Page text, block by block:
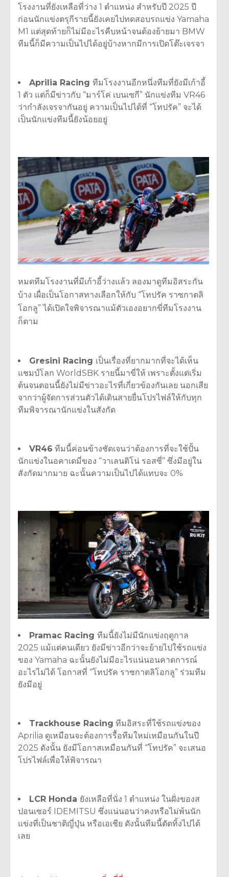
โรงงานที่ยังเหลือที่ว่าง 1 ตำแหน่ง สำหรับปี 2025 ปี
ก่อนนักแข่งตรุกีรายนี้ยังเคยไปทดสอบรถแข่ง Yamaha
M1 แต่สุดท้ายก็ไม่มีอะไรคืบหน้าจนต้องย้ายมา BMW
ทีมนี้ก็มีความเป็นไปได้อยู่บ้างหากมีการเปิดโต๊ะเจรจา
Aprilia Racing ทีมโรงงานอีกหนึ่งทีมที่ยังมีเก้าอี้
1 ตัว แต่ก็มีข่าวกับ “มาร์โค่ เบนเซกี” นักแข่งทีม VR46
ว่ากำลังเจรจากันอยู่ ความเป็นไปได้ที่ “โทปรัค” จะได้
เป็นนักแข่งทีมนี้ยังน้อยอยู่
หมดทีมโรงงานที่มีเก้าอี้ว่างแล้ว ลองมาดูทีมอิสระกัน
บ้าง เผื่อเป็นโอกาสทางเลือกให้กับ “โทปรัค ราซกาตลิ
โอกลู”ได้เปิดใจพิจารณาแม้ตัวเองอยากขี่ทีมโรงงาน
ก็ตาม
Gresini Racing เป็นเรื่องที่ยากมากที่จะได้เห็น
แชมป์โลก WorldSBK รายนี้มาขี่ให้ เพราะตั้งแต่เริ่ม
ต้นจนตอนนี้ยังไม่มีข่าวอะไรที่เกี่ยวข้องกันเลย นอกเสีย
จากว่าผู้จัดการส่วนตัวได้เดินสายยื่นโปรไฟล์ให้กับทุก
ทีมพิจารณานักแข่งในสังกัด
VR46 ทีมนี้ค่อนข้างชัดเจนว่าต้องการที่จะใช้ปั้น
นักแข่งในอคาเดมี่ของ “วาเลนติโน่ รอสซี่” ซึ่งมีอยู่ใน
สังกัดมากมาย ฉะนั้นความเป็นไปได้แทบจะ 0%
Pramac Racing ทีมนี้ยังไม่มีนักแข่งฤดูกาล
2025 แม้แต่คนเดียว ยังมีข่าวอีกว่าจะย้ายไปใช้รถแข่ง
ของ Yamaha ฉะนั้นยังไม่มีอะไรแน่นอนคาดการณ์
อะไรไม่ได้ โอกาสที่ “โทปรัค ราซกาตลิโอกลู” ร่วมทีม
ยังมีอยู่
Trackhouse Racing ทีมอิสระที่ใช้รถแข่งของ
Aprilia ดูเหมือนจะต้องการรื้อทีมใหม่เหมือนกันในปี
2025 ดังนั้น ยังมีโอกาสเหมือนกันที่ “โทปรัค” จะเสนอ
โปรไฟล์เพื่อให้พิจารณา
LCR Honda ยังเหลือที่นั่ง 1 ตำแหน่ง ในฝั่งของส
ปอนเซอร์ IDEMITSU ซึ่งแน่นอนว่าคงหรือไม่พ้นนัก
แข่งที่เป็นชาติญี่ปุ่น หรือเอเชีย ดังนั้นทีมนี้ตัดทิ้งไปได้
เลย